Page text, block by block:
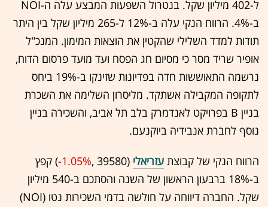
ל-402 מיליון שקל. בנטרול השפעות המבצע עלה ה-NOI
ב-4%. הרווח הנקי עלה ב-12% ל-265 מיליון שקל בין היתר
תודות למדד השלילי שהקטין את הוצאות המימון. המנכ"ל
אופיר שריד מסר כי מסיום חג הפסח ועד מועד פרסום הדוח,
נרשמה התאוששות חדה בפדיונות שזינקו ב-19% ביחס
לתקופה המקבילה אשתקד. מליסרון השלימה את השכרת
בניין B בפרויקט לאנדמרק בלב תל אביב, והשכירה בניין
נוסף לחברת אנבידיה ביוקנעם.
הרווח הנקי של קבוצת עזריאלי (39580 ,‎
-1.05%‏) קפץ
ב-18% ברבעון הראשון של השנה והסתכם ב-540 מיליון
שקל. החברה דיווחה על חולשה בדמי השכירות נטו (NOI)